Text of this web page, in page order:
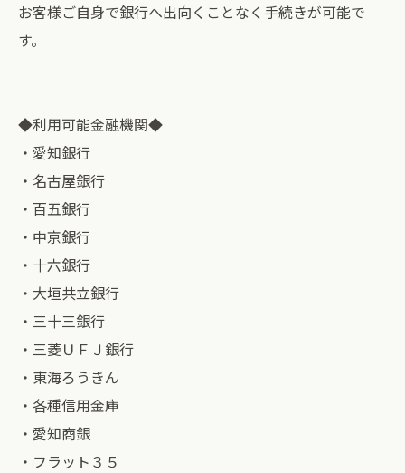
お客様ご自身で銀行へ出向くことなく手続きが可能で
す。
◆利用可能金融機関◆
・愛知銀行
・名古屋銀行
・百五銀行
・中京銀行
・十六銀行
・大垣共立銀行
・三十三銀行
・三菱ＵＦＪ銀行
・東海ろうきん
・各種信用金庫
・愛知商銀
・フラット３５